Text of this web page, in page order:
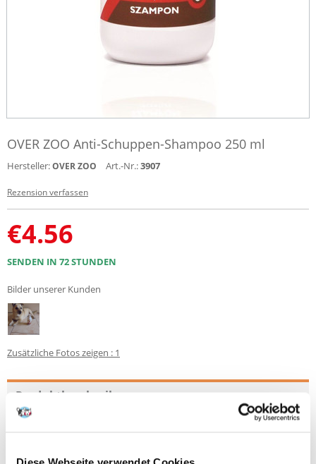
Diese Webseite verwendet Cookies
OVER ZOO Anti-Schuppen-Shampoo 250 ml
Hersteller:OVER ZOO Art.-Nr.:3907
Rezension verfassen
€4.56
SENDEN IN 72 STUNDEN
Bilder unserer Kunden
Zusätzliche Fotos zeigen : 1
Produktbeschreibung
starken Anti-Schuppen-Eigenschaften. Darüber hinaus hat es dank